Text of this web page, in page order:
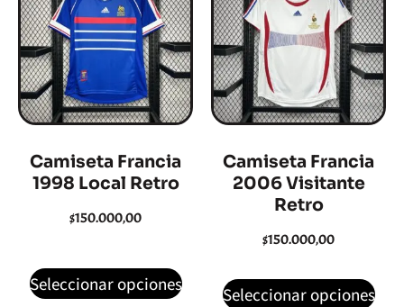
Camiseta Francia
1998 Local Retro
$150.000,00
Seleccionar opciones
Camiseta Francia
2006 Visitante
Retro
$150.000,00
Seleccionar opciones